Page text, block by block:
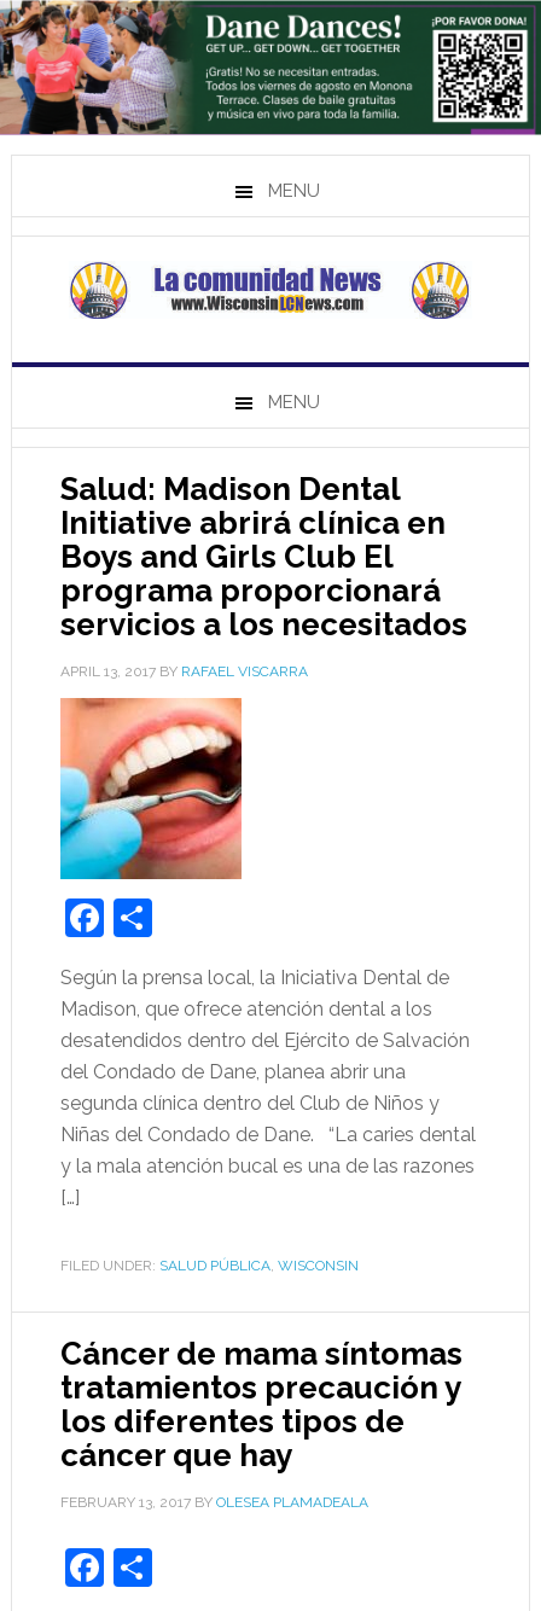
MENU
MENU
Salud: Madison Dental
Initiative abrirá clínica en
Boys and Girls Club El
programa proporcionará
servicios a los necesitados
APRIL 13, 2017BY RAFAEL VISCARRA
Facebook
Share
Según la prensa local, la Iniciativa Dental de
Madison, que ofrece atención dental a los
desatendidos dentro del Ejército de Salvación
del Condado de Dane, planea abrir una
segunda clínica dentro del Club de Niños y
Niñas del Condado de Dane. “La caries dental
y la mala atención bucal es una de las razones
[…]
FILED UNDER: SALUD PÚBLICA, WISCONSIN
Cáncer de mama síntomas
tratamientos precaución y
los diferentes tipos de
cáncer que hay
FEBRUARY 13, 2017BY OLESEA PLAMADEALA
Facebook
Share